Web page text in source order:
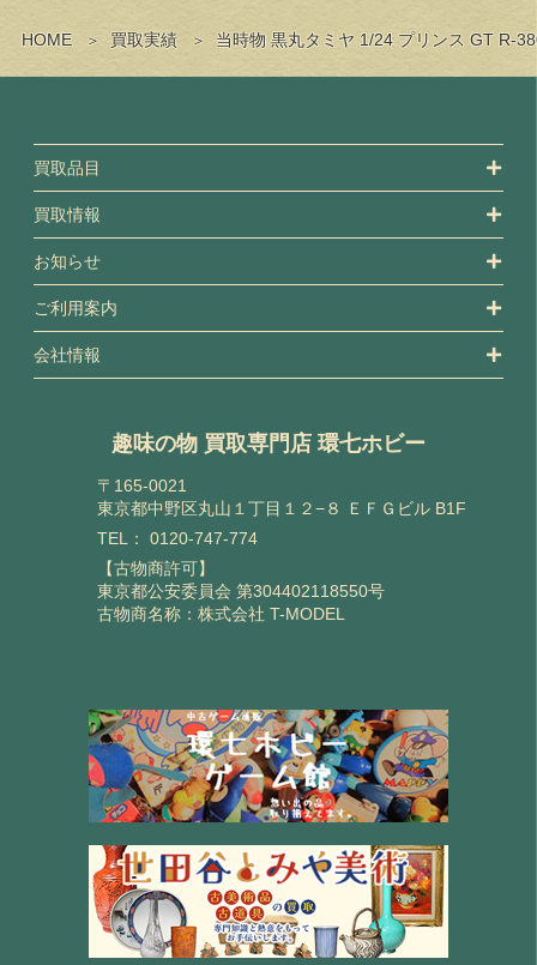
HOME 買取実績 当時物 黒丸タミヤ 1/24 プリンス GT R-
買取品目
買取情報
お知らせ
ご利用案内
会社情報
趣味の物 買取専門店 環七ホビー
〒165-0021
東京都中野区丸山１丁目１２−８ ＥＦＧビル B1F
TEL： 0120-747-774
【古物商許可】
東京都公安委員会 第304402118550号
古物商名称：株式会社 T-MODEL